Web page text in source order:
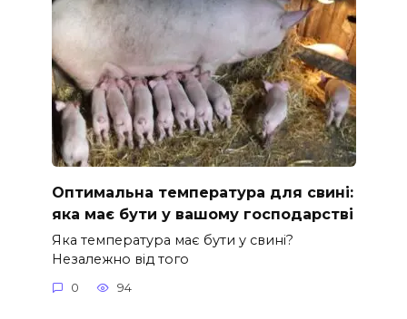
Оптимальна температура для свині:
яка має бути у вашому господарстві
Яка температура має бути у свині?
Незалежно від того
0 94